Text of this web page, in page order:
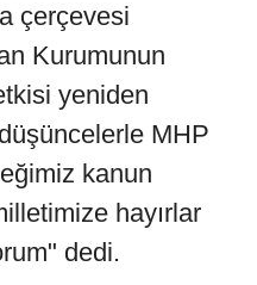
çerçevesi
Kurumunun
yeniden
MHP
kanun
hayırlar
dedi.